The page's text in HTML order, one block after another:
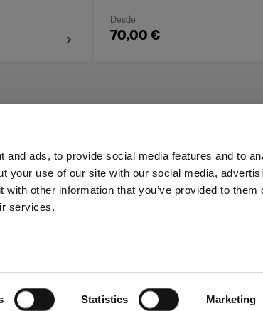
and ads, to provide social media features and to
your use of our site with our social media,
other information that you’ve provided to them
services.
Statistics Marketing
Desde
70,00 €
Inversores